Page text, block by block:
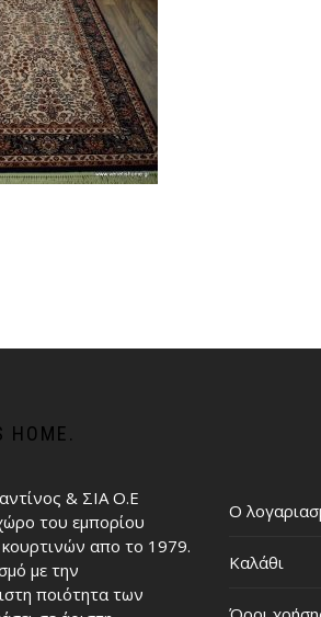
HOME.
& ΣΙΑ Ο.Ε
του εμπορίου
απο το 1979.
με την
ποιότητα των
Ο
Καλάθι